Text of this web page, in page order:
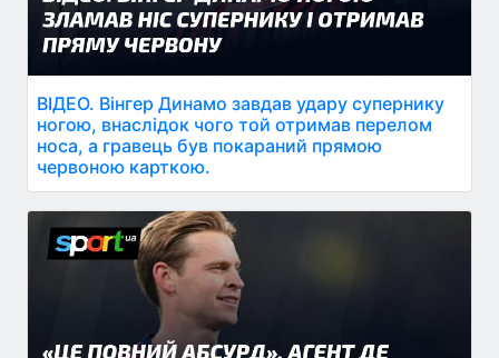
ВІДЕО. Вінгер Динамо завдав удару супернику
ногою, внаслідок чого той отримав перелом
носа, а гравець був покараний прямою
червоною карткою.